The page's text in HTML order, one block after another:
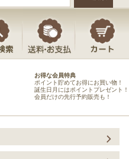
お得な会員特典
ポイント貯めてお得にお買い物！
誕生日月にはポイントプレゼント！
会員だけの先行予約販売も！